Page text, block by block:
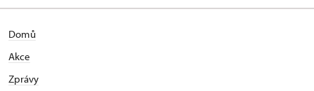
Domů
Akce
Zprávy